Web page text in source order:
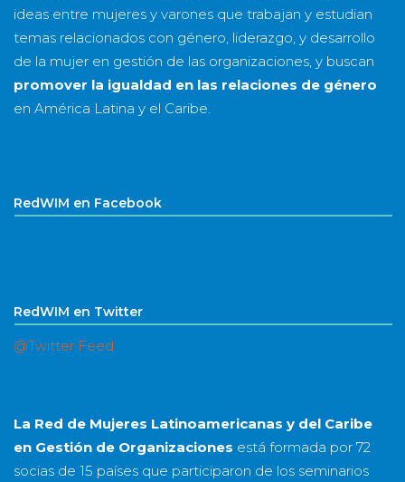
ideas entre mujeres y varones que trabajan y estudian
temas relacionados con género, liderazgo, y desarrollo
de la mujer en gestión de las organizaciones, y buscan
promover la igualdad en las relaciones de género
en América Latina y el Caribe.
RedWIM en Facebook
RedWIM en Twitter
@Twitter Feed
La Red de Mujeres Latinoamericanas y del Caribe
en Gestión de Organizaciones está formada por 72
socias de 15 países que participaron de los seminarios